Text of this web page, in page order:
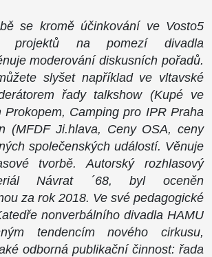
se kromě účinkování ve Vosto5
projektů na pomezí divadla
moderování diskusních pořadů.
slyšet například ve vltavské
řady talkshow (Kupé ve
Prokopem, Camping pro IPR Praha
(MFDF Ji.hlava, Ceny OSA, ceny
společenských událostí. Věnuje
tvorbě. Autorský rozhlasový
Návrat ´68, byl oceněn
za rok 2018. Ve své pedagogické
nonverbálního divadla HAMU
tendencím nového cirkusu,
odborná publikační činnost: řada